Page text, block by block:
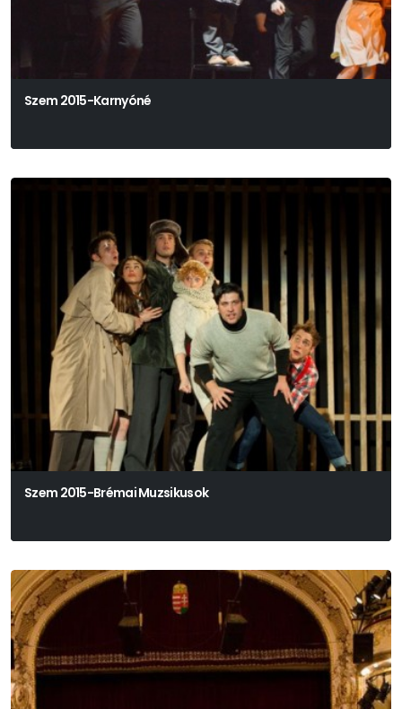
Szem 2015-Karnyóné
Szem 2015-Brémai Muzsikusok